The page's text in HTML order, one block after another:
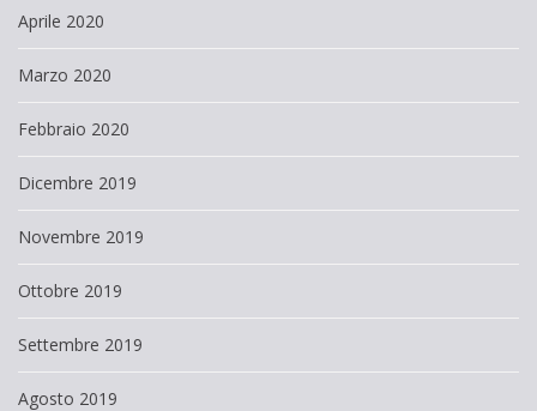
Aprile 2020
Marzo 2020
Febbraio 2020
Dicembre 2019
Novembre 2019
Ottobre 2019
Settembre 2019
Agosto 2019